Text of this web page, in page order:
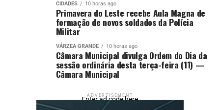
CIDADES 10 horas ago
Primavera do Leste recebe Aula Magna de
formação de novos soldados da Polícia
Militar
VÁRZEA GRANDE 10 horas ago
Câmara Municipal divulga Ordem do Dia da
sessão ordinária desta terça-feira (11) —
Câmara Municipal
ADVERTISEMENT
Enter ad code here